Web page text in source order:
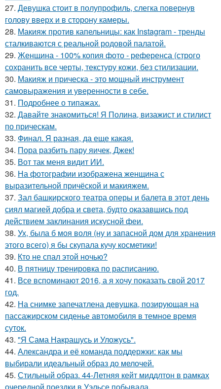
27. Девушка стоит в полупрофиль, слегка повернув
голову вверх и в сторону камеры.
28. Макияж против капельницы: как Instagram - тренды
сталкиваются с реальной родовой палатой.
29. Женщина - 100% копия фото - референса (строго
сохранить все черты, текстуру кожи, без стилизации.
30. Макияж и прическа - это мощный инструмент
самовыражения и уверенности в себе.
31. Подробнее о типажах.
32. Давайте знакомиться! Я Полина, визажист и стилист
по прическам.
33. Финал. Я разная, да еще какая.
34. Пора разбить пару яичек, Джек!
35. Вот так меня видит ИИ.
36. На фотографии изображена женщина с
выразительной причёской и макияжем.
37. Зал башкирского театра оперы и балета в этот день
сиял магией добра и света, будто оказавшись под
действием заклинания искусной феи.
38. Ух, была б моя воля (ну и запасной дом для хранения
этого всего) я бы скупала кучу косметики!
39. Кто не спал этой ночью?
40. В пятницу тренировка по расписанию.
41. Все вспоминают 2016, а я хочу показать свой 2017
год.
42. На снимке запечатлена девушка, позирующая на
пассажирском сиденье автомобиля в темное время
суток.
43. "Я Сама Накрашусь и Уложусь".
44. Александра и её команда поддержки: как мы
выбирали идеальный образ до мелочей.
45. Стильный образ. 44-Летняя кейт миддлтон в рамках
очередной поездки в Уэльсе побывала.